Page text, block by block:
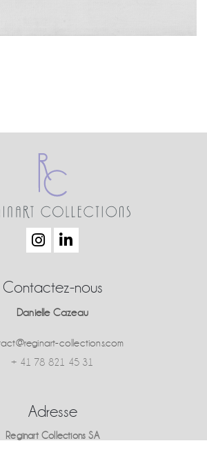
Contactez-nous
Danielle Cazeau
collections.com
+ 41 78 821 45 31
Adresse
Reginart Collections SA